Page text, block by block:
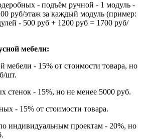
- подъём ручной - 1 модуль -
руб/этаж за каждый модуль (пример:
- 500 руб + 1200 руб = 1700 руб/
мебели:
мебели - 15% от стоимости товара, но
шт.
стенок - 15%, но не менее 5000 руб.
- 15% от стоимости товара.
индивидуальным проектам - 20%, но